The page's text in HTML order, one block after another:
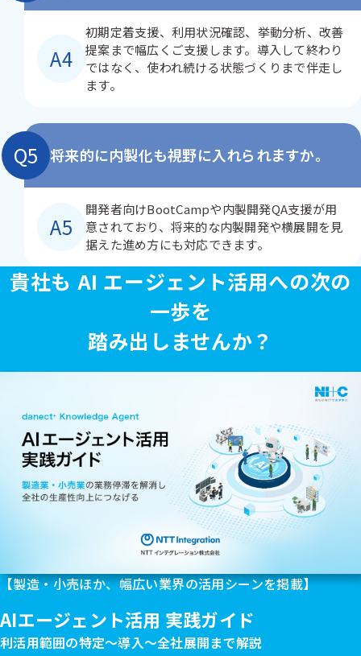
A4
初期定着支援、利用状況確認、挙動分析、改善
提案まで幅広くご支援します。導入して終わり
ではなく、使われ続ける状態づくりまで伴走し
ます。
Q5 将来的に内製化も視野に入れられますか。
A5
開発者向けBootCampや内製開発QA支援が用
意されており、将来的な内製開発や横展開を見
据えた進め方にも対応できます。
貴社も AI エージェント活用への次の
一歩を
踏み出しませんか？
【製造・小売ほか、幅広い業界の活用シーンを掲載】
AIエージェント活用 実践ガイド
利活用範囲の特定～導入～全社展開まで解説